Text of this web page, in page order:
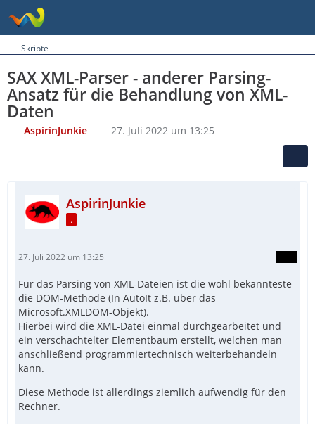
Skripte
SAX XML-Parser - anderer Parsing-
Ansatz für die Behandlung von XML-
Daten
AspirinJunkie 27. Juli 2022 um 13:25
AspirinJunkie
.
27. Juli 2022 um 13:25
Für das Parsing von XML-Dateien ist die wohl bekannteste
die DOM-Methode (In AutoIt z.B. über das
Microsoft.XMLDOM-Objekt).
Hierbei wird die XML-Datei einmal durchgearbeitet und
ein verschachtelter Elementbaum erstellt, welchen man
anschließend programmiertechnisch weiterbehandeln
kann.
Diese Methode ist allerdings ziemlich aufwendig für den
Rechner.